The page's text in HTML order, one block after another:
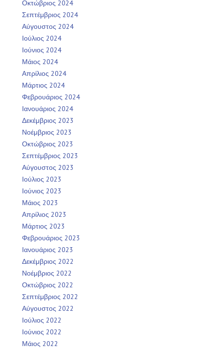
Οκτώβριος 2024
Σεπτέμβριος 2024
Αύγουστος 2024
Ιούλιος 2024
Ιούνιος 2024
Μάιος 2024
Απρίλιος 2024
Μάρτιος 2024
Φεβρουάριος 2024
Ιανουάριος 2024
Δεκέμβριος 2023
Νοέμβριος 2023
Οκτώβριος 2023
Σεπτέμβριος 2023
Αύγουστος 2023
Ιούλιος 2023
Ιούνιος 2023
Μάιος 2023
Απρίλιος 2023
Μάρτιος 2023
Φεβρουάριος 2023
Ιανουάριος 2023
Δεκέμβριος 2022
Νοέμβριος 2022
Οκτώβριος 2022
Σεπτέμβριος 2022
Αύγουστος 2022
Ιούλιος 2022
Ιούνιος 2022
Μάιος 2022